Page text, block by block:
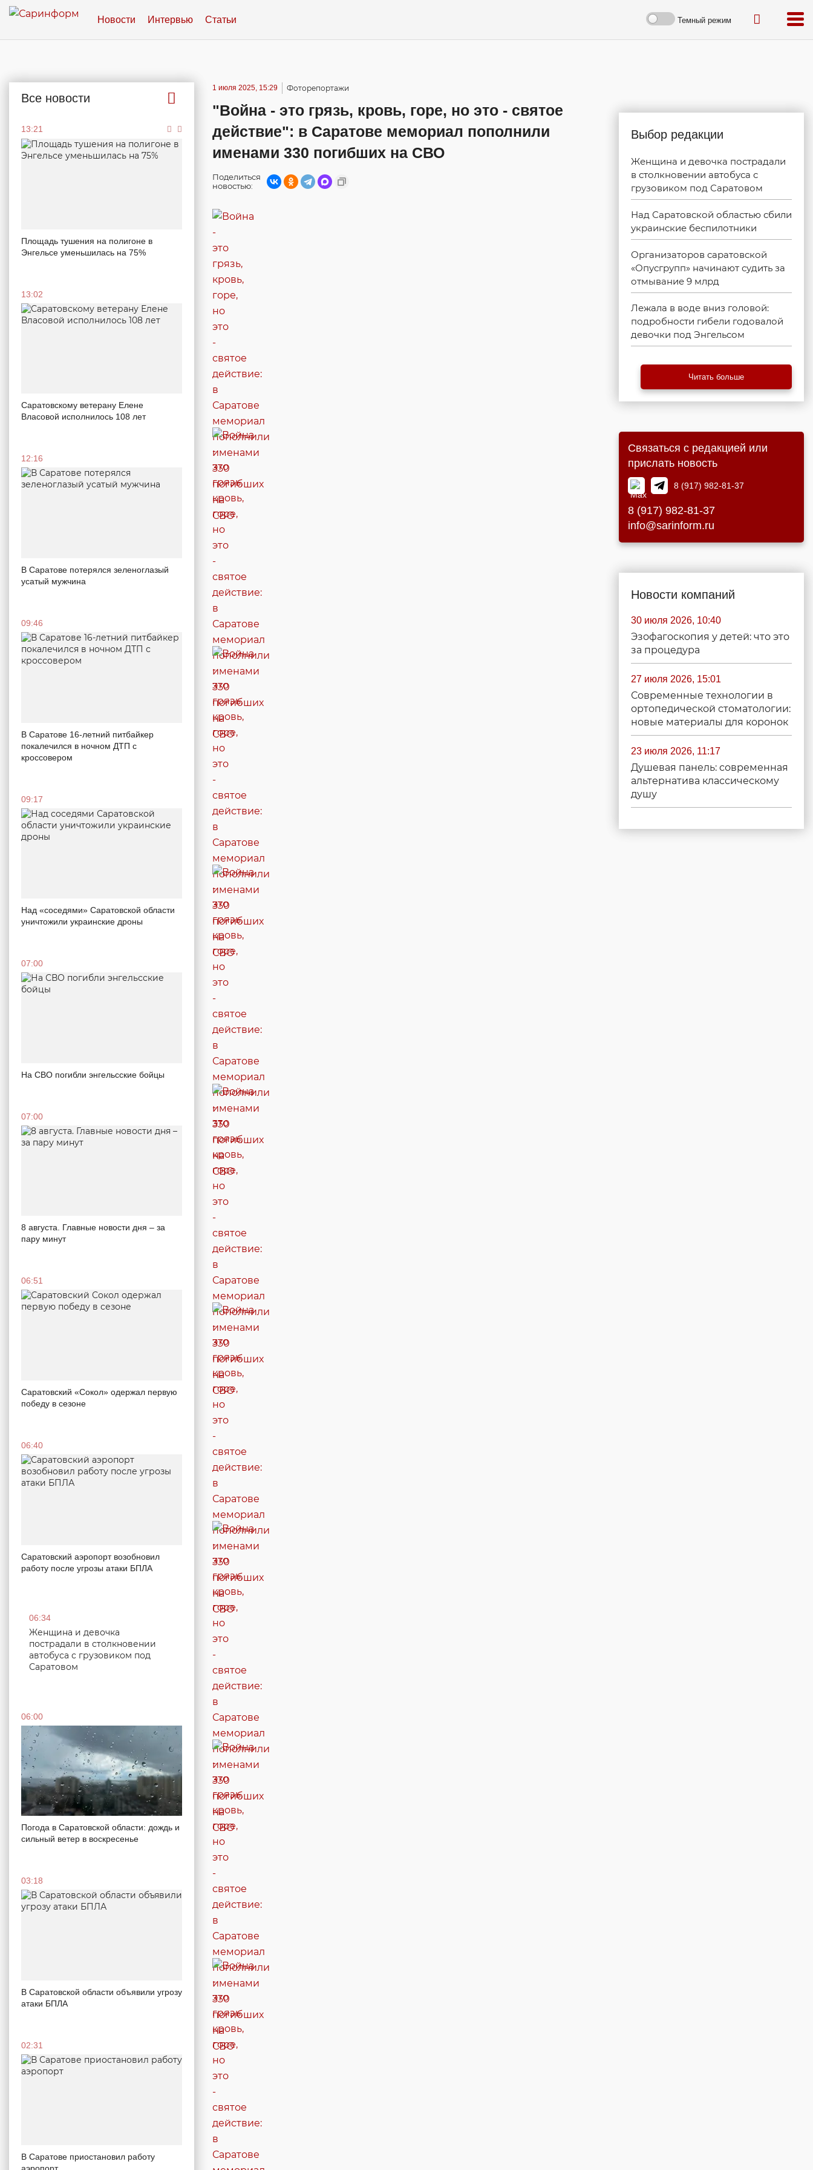
Новости Интервью Статьи Темный режим
Все новости
13:21
Площадь тушения на полигоне в
Энгельсе уменьшилась на 75%
13:02
Саратовскому ветерану Елене
Власовой исполнилось 108 лет
12:16
В Саратове потерялся зеленоглазый
усатый мужчина
09:46
В Саратове 16-летний питбайкер
покалечился в ночном ДТП с
кроссовером
09:17
Над «соседями» Саратовской области
уничтожили украинские дроны
07:00
На СВО погибли энгельсские бойцы
07:00
8 августа. Главные новости дня – за
пару минут
06:51
Саратовский «Сокол» одержал первую
победу в сезоне
06:40
Саратовский аэропорт возобновил
работу после угрозы атаки БПЛА
06:34
Женщина и девочка
пострадали в столкновении
автобуса с грузовиком под
Саратовом
06:00
Погода в Саратовской области: дождь и
сильный ветер в воскресенье
03:18
В Саратовской области объявили угрозу
атаки БПЛА
02:31
В Саратове приостановил работу
аэропорт
1 июля 2025, 15:29 Фоторепортажи
"Война - это грязь, кровь, горе, но это - святое
действие": в Саратове мемориал пополнили
именами 330 погибших на СВО
Поделиться
новостью:
Выбор редакции
Женщина и девочка пострадали
в столкновении автобуса с
грузовиком под Саратовом
Над Саратовской областью сбили
украинские беспилотники
Организаторов саратовской
«Опусгрупп» начинают судить за
отмывание 9 млрд
Лежала в воде вниз головой:
подробности гибели годовалой
девочки под Энгельсом
Читать больше
Связаться с редакцией или
прислать новость
8 (917) 982-81-37
8 (917) 982-81-37
info@sarinform.ru
Новости компаний
30 июля 2026, 10:40
Эзофагоскопия у детей: что это
за процедура
27 июля 2026, 15:01
Современные технологии в
ортопедической стоматологии:
новые материалы для коронок
23 июля 2026, 11:17
Душевая панель: современная
альтернатива классическому
душу